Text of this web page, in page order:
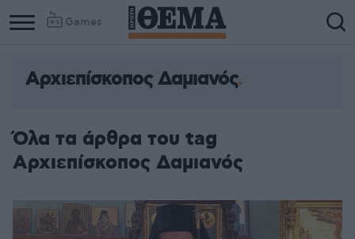
Games
Column
Column
Αρχιεπίσκοπος Δαμιανός
Όλα τα άρθρα του tag
Αρχιεπίσκοπος Δαμιανός